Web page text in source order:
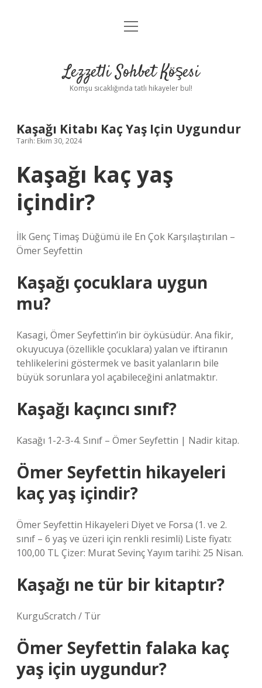
Anasayfa
Yasal Uyarı
menüyü
Lezzetli Sohbet Köşesi
Komşu sıcaklığında tatlı hikayeler bul!
Kaşağı Kitabı Kaç Yaş Için Uygundur
Tarih: Ekim 30, 2024
Kaşağı kaç yaş
içindir?
İlk Genç Timaş Düğümü ile En Çok Karşılaştırılan –
Ömer Seyfettin
Kaşağı çocuklara uygun
mu?
Kasagi, Ömer Seyfettin’in bir öyküsüdür. Ana fikir,
okuyucuya (özellikle çocuklara) yalan ve iftiranın
tehlikelerini göstermek ve basit yalanların bile
büyük sorunlara yol açabileceğini anlatmaktır.
Kaşağı kaçıncı sınıf?
Kasağı 1-2-3-4. Sınıf – Ömer Seyfettin | Nadir kitap.
Ömer Seyfettin hikayeleri
kaç yaş içindir?
Ömer Seyfettin Hikayeleri Diyet ve Forsa (1. ve 2.
sınıf – 6 yaş ve üzeri için renkli resimli) Liste fiyatı:
100,00 TL Çizer: Murat Sevinç Yayım tarihi: 25 Nisan.
Kaşağı ne tür bir kitaptır?
KurguScratch / Tür
Ömer Seyfettin falaka kaç
yaş için uygundur?